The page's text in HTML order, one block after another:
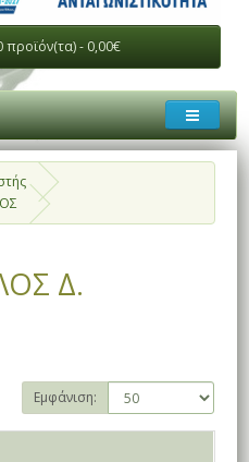
προϊόν(τα) - 0,00€
Δ.
Εμφάνιση: